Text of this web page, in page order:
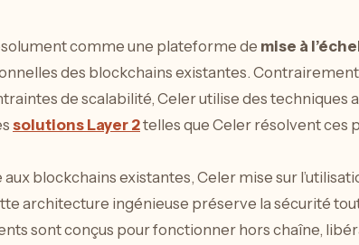
comme une plateforme de mise à
des blockchains existantes.
de scalabilité, Celer utilise des techniques
solutions Layer 2telles que Celer résolvent ces
blockchains existantes, Celer mise sur
architecture ingénieuse préserve la sécurité
sont conçus pour fonctionner hors chaîne,